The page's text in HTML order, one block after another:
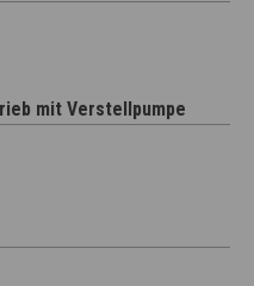
mit Verstellpumpe